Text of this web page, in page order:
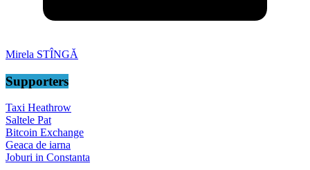
Mirela STÎNGĂ
Supporters
Taxi Heathrow
Saltele Pat
Bitcoin Exchange
Geaca de iarna
Joburi in Constanta